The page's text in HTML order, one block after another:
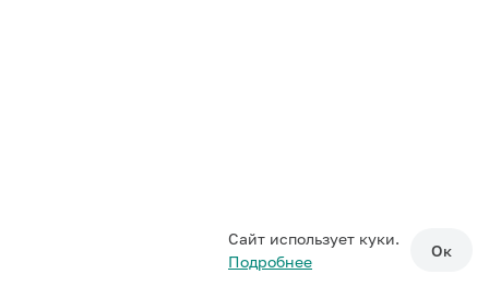
Сайт использует куки.
Подробнее
Ок